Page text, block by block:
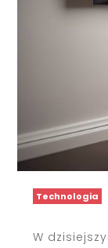
Technologia
W